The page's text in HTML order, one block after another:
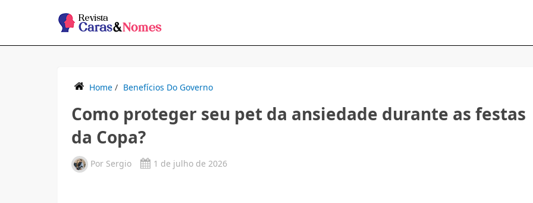
Home / Benefícios Do Governo
Como proteger seu pet da ansiedade durante as festas
da Copa?
Por Sergio 1 de julho de 2026